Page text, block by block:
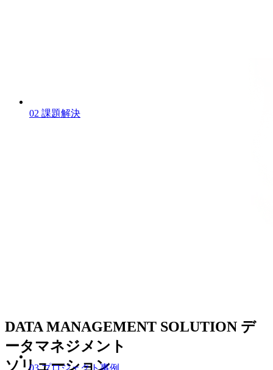
DATA MANAGEMENT SOLUTION デ
ータマネジメント
ソリューション
02 課題解決
03 プロジェクト事例